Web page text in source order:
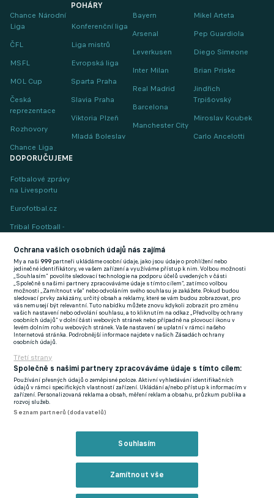
Chance Národní
Liga
ČFL
MSFL
MOL Cup
Česká
reprezentace
Rozhovory
Chance Liga
POHÁRY
Konferenční liga
Liga mistrů
Evropská liga
Sparta Praha
Slavia Praha
Viktoria Plzeň
Mladá Boleslav
Bayern
Arsenal
Leverkusen
Inter Milan
Real Madrid
Barcelona
Manchester City
Mikel Arteta
Pep Guardiola
Diego Simeone
Brian Priske
Jindřich
Trpišovský
Miroslav Koubek
Carlo Ancelotti
DOPORUČUJEME
Fotbalové zprávy
na Livesportu
Eurofotbal.cz
Tribal Football -
(EN)
FlashFutbal (SK)
Tenisportal.cz
Tenisové zprávy
na Livesportu
Podmínky užití
Zásady ochrany osobních údajů
GDPR a žurnalistika
Ochrana vašich osobních údajů nás zajímá
My a naši999 partneři ukládáme osobní údaje, jako jsou údaje o prohlížení nebo
jedinečné identifikátory, ve vašem zařízení a využíváme přístup k nim. Volbou možnosti
„Souhlasím“ povolíte sledovací technologie na podporu účelů uvedených v části
„Společně s našimi partnery zpracováváme údaje s tímto cílem“, zatímco volbou
možnosti „Zamítnout vše“ nebo odvoláním svého souhlasu je zakážete. Pokud budou
sledovací prvky zakázány, určitý obsah a reklamy, které se vám budou zobrazovat, pro
vás nemusejí být relevantní. Tuto nabídku můžete znovu kdykoli zobrazit pro změnu
vašich nastavení nebo odvolání souhlasu, a to kliknutím na odkaz „Předvolby ochrany
osobních údajů“ v dolní části webových stránek nebo případně na plovoucí ikonu v
levém dolním rohu webových stránek. Vaše nastavení se uplatní v rámci našeho
Internetová stránka. Podrobnější informace najdete v našich Zásadách ochrany
osobních údajů.
Třetí strany
Společně s našimi partnery zpracováváme údaje s tímto cílem:
Používání přesných údajů o zeměpisné poloze. Aktivní vyhledávání identifikačních
údajů v rámci specifických vlastností zařízení. Ukládání a/nebo přístup k informacím v
zařízení. Personalizovaná reklama a obsah, měření reklam a obsahu, průzkum publika a
rozvoj služeb.
Seznam partnerů (dodavatelů)
Souhlasím
Zamítnout vše